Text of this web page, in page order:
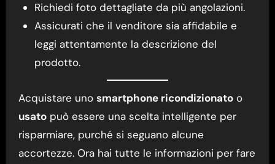
Richiedi foto dettagliate da più angolazioni.
Assicurati che il venditore sia affidabile e
leggi attentamente la descrizione del
prodotto.
Acquistare uno smartphone ricondizionatoo
usatopuò essere una scelta intelligente per
risparmiare, purché si seguano alcune
accortezze. Ora hai tutte le informazioni per fare